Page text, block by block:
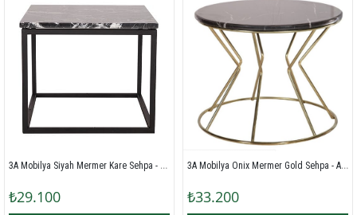
3A Mobilya Siyah Mermer Kare Sehpa - Siyah Beyaz
₺29.100
3A Mobilya Onix Mermer Gold Sehpa - Altın Siyah Beyaz
₺33.200